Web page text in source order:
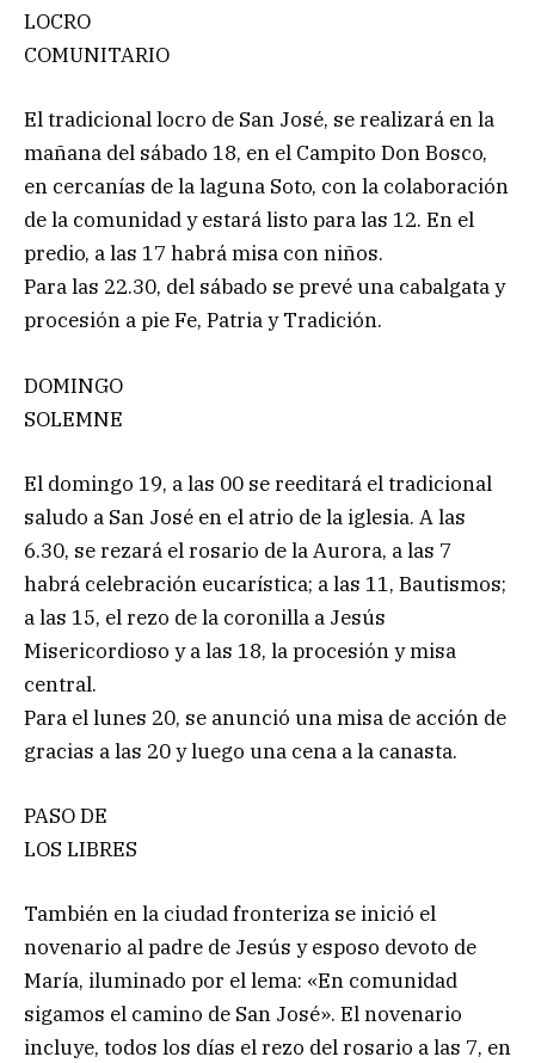
LOCRO
COMUNITARIO
El tradicional locro de San José, se realizará en la
mañana del sábado 18, en el Campito Don Bosco,
en cercanías de la laguna Soto, con la colaboración
de la comunidad y estará listo para las 12. En el
predio, a las 17 habrá misa con niños.
Para las 22.30, del sábado se prevé una cabalgata y
procesión a pie Fe, Patria y Tradición.
DOMINGO
SOLEMNE
El domingo 19, a las 00 se reeditará el tradicional
saludo a San José en el atrio de la iglesia. A las
6.30, se rezará el rosario de la Aurora, a las 7
habrá celebración eucarística; a las 11, Bautismos;
a las 15, el rezo de la coronilla a Jesús
Misericordioso y a las 18, la procesión y misa
central.
Para el lunes 20, se anunció una misa de acción de
gracias a las 20 y luego una cena a la canasta.
PASO DE
LOS LIBRES
También en la ciudad fronteriza se inició el
novenario al padre de Jesús y esposo devoto de
María, iluminado por el lema: «En comunidad
sigamos el camino de San José». El novenario
incluye, todos los días el rezo del rosario a las 7, en